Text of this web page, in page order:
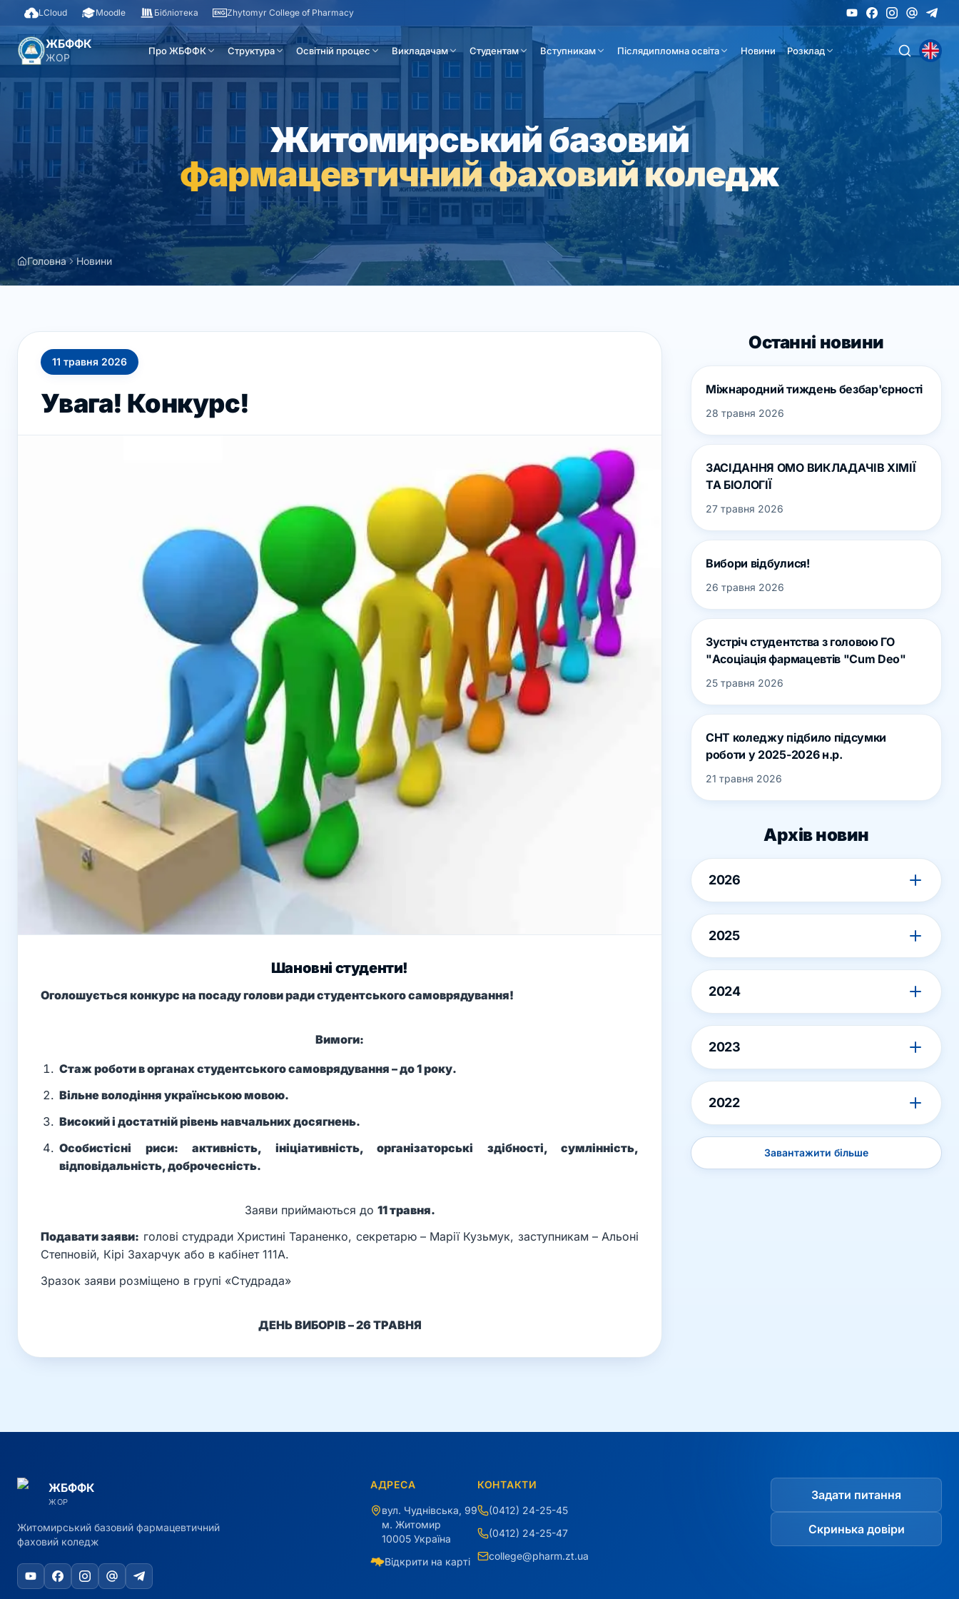
LCloud Moodle Бібліотека Zhytomyr College of Pharmacy
ЖБФФК
ЖОР
Про ЖБФФК Структура Освітній процес Викладачам Студентам Вступникам Післядипломна освіта Новини Розклад
Житомирський базовий
фармацевтичний фаховий коледж
Головна Новини
11 травня 2026
Увага! Конкурс!
Шановні студенти!
Оголошується конкурс на посаду голови ради студентського самоврядування!
Вимоги:
Стаж роботи в органах студентського самоврядування – до 1 року.
Вільне володіння українською мовою.
Високий і достатній рівень навчальних досягнень.
Особистісні риси: активність, ініціативність, організаторські здібності, сумлінність,
відповідальність, доброчесність.
Заяви приймаються до 11 травня.
Подавати заяви: голові студради Христині Тараненко, секретарю – Марії Кузьмук, заступникам – Альоні
Степновій, Кірі Захарчук або в кабінет 111А.
Зразок заяви розміщено в групі «Студрада»
ДЕНЬ ВИБОРІВ – 26 ТРАВНЯ
Останні новини
Міжнародний тиждень безбар'єрності
28 травня 2026
ЗАСІДАННЯ ОМО ВИКЛАДАЧІВ ХІМІЇ
ТА БІОЛОГІЇ
27 травня 2026
Вибори відбулися!
26 травня 2026
Зустріч студентства з головою ГО
"Асоціація фармацевтів "Cum Deo"
25 травня 2026
СНТ коледжу підбило підсумки
роботи у 2025-2026 н.р.
21 травня 2026
Архів новин
2026
2025
2024
2023
2022
Завантажити більше
ЖБФФК
ЖОР
Житомирський базовий фармацевтичний
фаховий коледж
АДРЕСА
вул. Чуднівська, 99
м. Житомир
10005 Україна
Відкрити на карті
КОНТАКТИ
(0412) 24-25-45
(0412) 24-25-47
college@pharm.zt.ua
Задати питання
Скринька довіри